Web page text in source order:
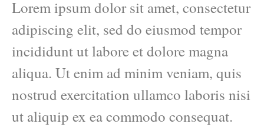
Lorem ipsum dolor sit amet, consectetur
adipiscing elit, sed do eiusmod tempor
incididunt ut labore et dolore magna
aliqua. Ut enim ad minim veniam, quis
nostrud exercitation ullamco laboris nisi
ut aliquip ex ea commodo consequat.